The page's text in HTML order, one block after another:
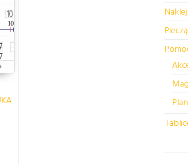
można wybrać na stronie produktu
produkt ma wiele wariantów. Opcje można